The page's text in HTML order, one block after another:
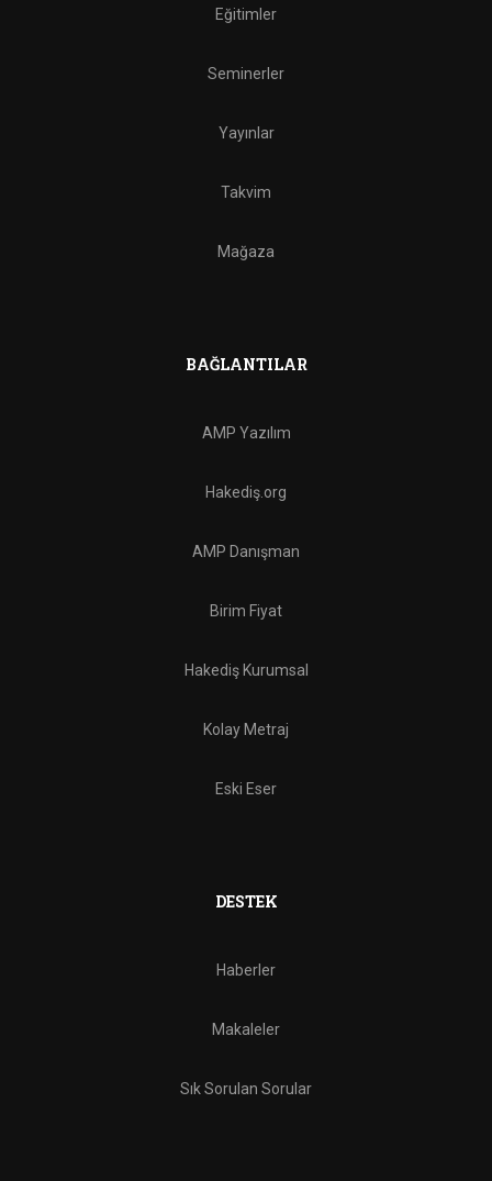
Eğitimler
Seminerler
Yayınlar
Takvim
Mağaza
BAĞLANTILAR
AMP Yazılım
Hakediş.org
AMP Danışman
Birim Fiyat
Hakediş Kurumsal
Kolay Metraj
Eski Eser
DESTEK
Haberler
Makaleler
Sık Sorulan Sorular